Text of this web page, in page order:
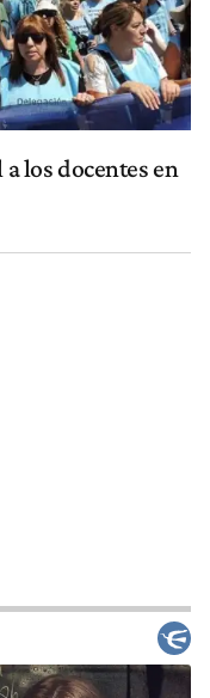
los docentes en